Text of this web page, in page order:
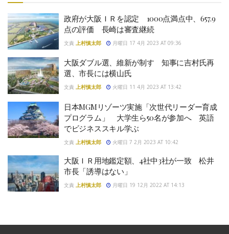
政府が大阪ＩＲを認定 1000点満点中、657.9
点の評価 長崎は審査継続
文責 上村慎太郎 月曜日 17 4月 2023 AT 09:36
大阪ダブル選、維新が制す 知事に吉村氏再
選、市長には横山氏
文責 上村慎太郎 火曜日 11 4月 2023 AT 13:42
日本MGMリゾーツ実施「次世代リーダー育成
プログラム」 大学生ら50名が参加へ 英語
でビジネススキル学ぶ
文責 上村慎太郎 火曜日 7 2月 2023 AT 10:42
大阪ＩＲ用地鑑定額、4社中3社が一致 松井
市長「誘導はない」
文責 上村慎太郎 月曜日 19 12月 2022 AT 14:13